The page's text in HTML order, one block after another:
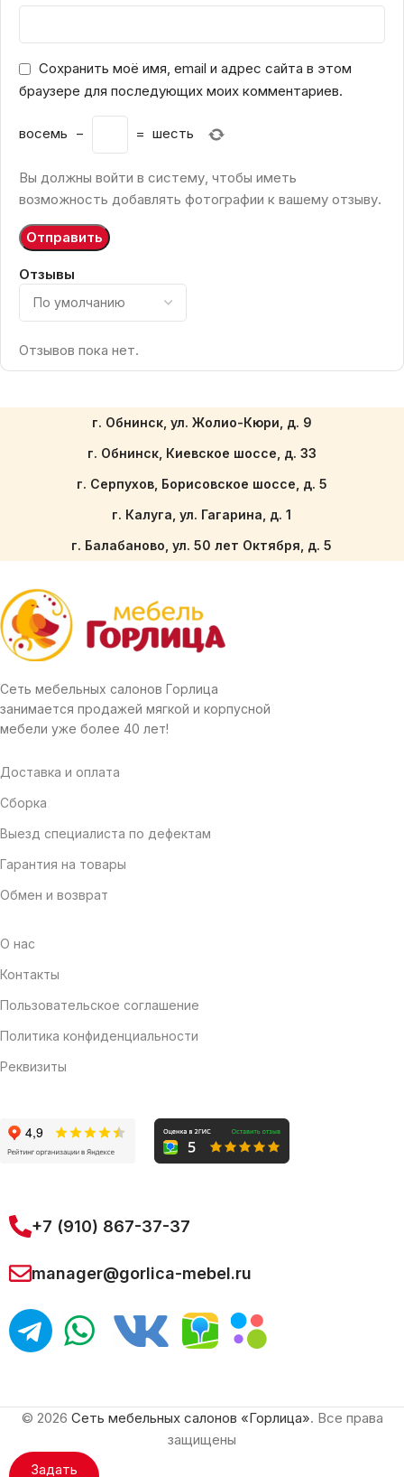
Отзывы
Отзывов пока нет.
Сохранить моё имя, email и адрес сайта в этом
браузере для последующих моих комментариев.
восемь − = шесть
Вы должны войти в систему, чтобы иметь
возможность добавлять фотографии к вашему отзыву.
г. Обнинск, ул. Жолио-Кюри, д. 9
г. Обнинск, Киевское шоссе, д. 33
г. Серпухов, Борисовское шоссе, д. 5
г. Калуга, ул. Гагарина, д. 1
г. Балабаново, ул. 50 лет Октября, д. 5
Сеть мебельных салонов Горлица
занимается продажей мягкой и корпусной
мебели уже более 40 лет!
Доставка и оплата
Сборка
Выезд специалиста по дефектам
Гарантия на товары
Обмен и возврат
О нас
Контакты
Пользовательское соглашение
Политика конфиденциальности
Реквизиты
+7 (910) 867-37-37
manager@gorlica-mebel.ru
Задать
© 2026 Сеть мебельных салонов «Горлица». Все права
защищены